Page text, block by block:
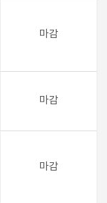
마감
마감
마감